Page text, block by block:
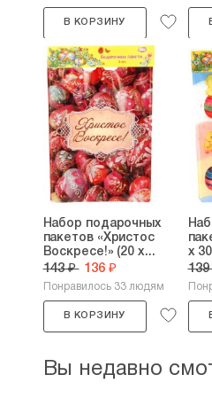
В КОРЗИНУ
Набор подарочных
пакетов «Христос
Воскресе!» (20 х...
143 ₽ 136 ₽
Понравилось 33 людям
В КОРЗИНУ
х
Вы недавно